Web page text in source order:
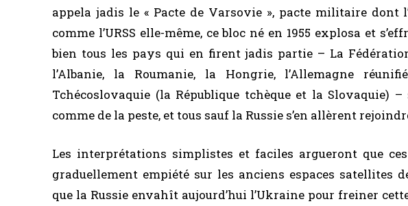
appela jadis le « Pacte de Varsovie », pacte militaire dont
comme l’URSS elle-même, ce bloc né en 1955 explosa et
bien tous les pays qui en firent jadis partie – La
l’Albanie, la Roumanie, la Hongrie, l’Allemagne
Tchécoslovaquie (la République tchèque et la Slovaquie)
comme de la peste, et tous sauf la Russie s’en allèrent
Les interprétations simplistes et faciles argueront que
graduellement empiété sur les anciens espaces satellites
que la Russie envahît aujourd’hui l’Ukraine pour freiner